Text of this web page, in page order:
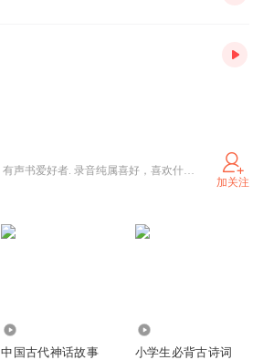
喜马资深听众，有声书爱好者. 录音纯属喜好，喜欢什么类型的书籍留言告诉我！
加关注
中国古代神话故事 小学生必背古诗词